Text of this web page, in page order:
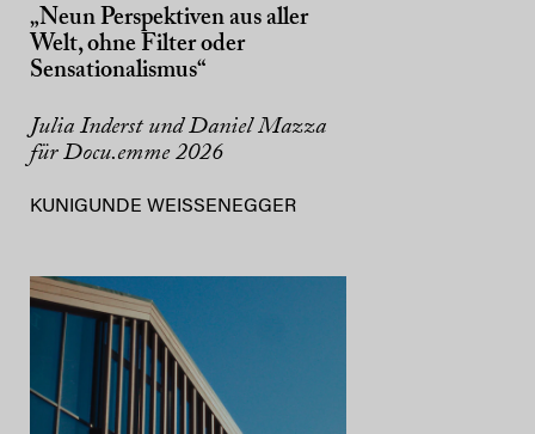
„Neun Perspektiven aus aller
Welt, ohne Filter oder
Sensationalismus“
Julia Inderst und Daniel Mazza
für Docu.emme 2026
KUNIGUNDE WEISSENEGGER